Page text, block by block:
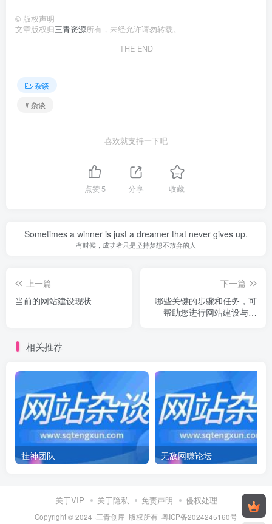
© 版权声明
文章版权归三青资源所有，未经允许请勿转载。
THE END
杂谈
# 杂谈
喜欢就支持一下吧
点赞5 分享 收藏
Sometimes a winner is just a dreamer that never gives up.
有时候，成功者只是坚持梦想不放弃的人
上一篇
当前的网站建设现状
下一篇
哪些关键的步骤和任务，可
帮助您进行网站建设与管
相关推荐
挂神团队 无敌网赚论坛
关于VIP 关于隐私 免责声明 侵权处理
Copyright © 2024 ·三青创库 版权所有 粤ICP备2024245160号